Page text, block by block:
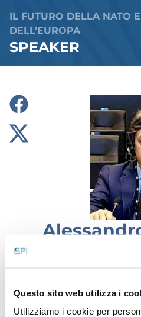
Questo sito web utilizza i
Utilizziamo i cookie per
IL FUTURO DELLA NATO
DELL’EUROPA
SPEAKER
Capo Ufficio
Internazionale